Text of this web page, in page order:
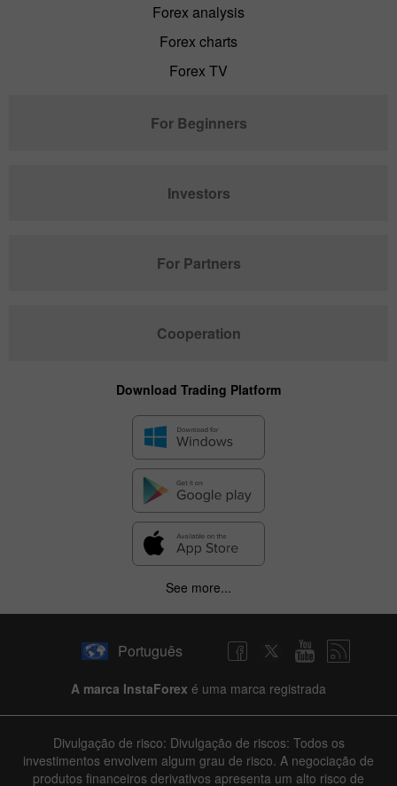
Forex analysis
Forex charts
Forex TV
For Beginners
Investors
For Partners
Cooperation
Download Trading Platform
See more...
Português
A marca InstaForex é uma marca registrada
Divulgação de risco: Divulgação de riscos: Todos os
investimentos envolvem algum grau de risco. A negociação de
produtos financeiros derivativos apresenta um alto risco de